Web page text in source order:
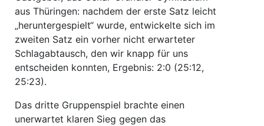
aus Thüringen: nachdem der erste Satz leicht
„heruntergespielt“ wurde, entwickelte sich im
zweiten Satz ein vorher nicht erwarteter
Schlagabtausch, den wir knapp für uns
entscheiden konnten, Ergebnis: 2:0 (25:12,
25:23).
Das dritte Gruppenspiel brachte einen
unerwartet klaren Sieg gegen das